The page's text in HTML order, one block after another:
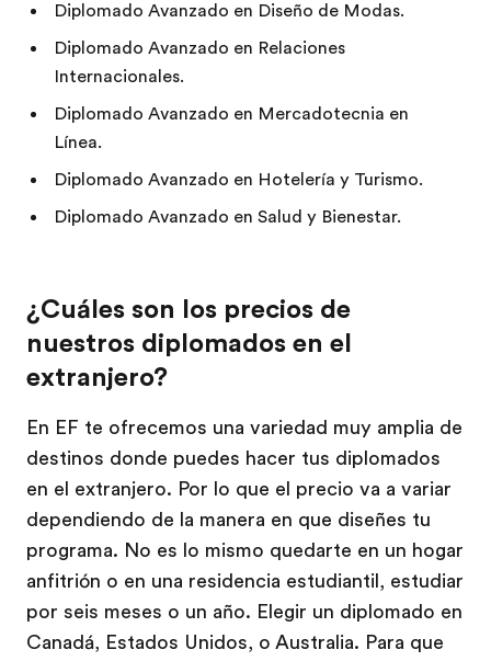
Diplomado Avanzado en Diseño de Modas.
Diplomado Avanzado en Relaciones
Internacionales.
Diplomado Avanzado en Mercadotecnia en
Línea.
Diplomado Avanzado en Hotelería y Turismo.
Diplomado Avanzado en Salud y Bienestar.
¿Cuáles son los precios de
nuestros diplomados en el
extranjero?
En EF te ofrecemos una variedad muy amplia de
destinos donde puedes hacer tus diplomados
en el extranjero. Por lo que el precio va a variar
dependiendo de la manera en que diseñes tu
programa. No es lo mismo quedarte en un hogar
anfitrión o en una residencia estudiantil, estudiar
por seis meses o un año. Elegir un diplomado en
Canadá, Estados Unidos, o Australia. Para que